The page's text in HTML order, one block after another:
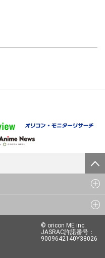
© oricon ME inc.
JASRAC許諾番号：
9009642140Y38026